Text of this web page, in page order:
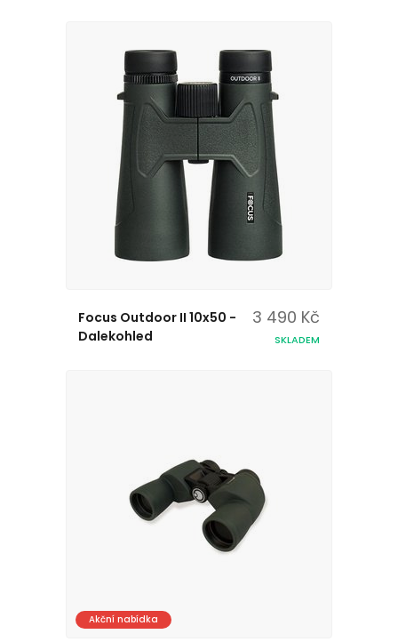
Focus Outdoor II 10x50 -
Dalekohled
3 490 Kč
SKLADEM
Akční nabídka